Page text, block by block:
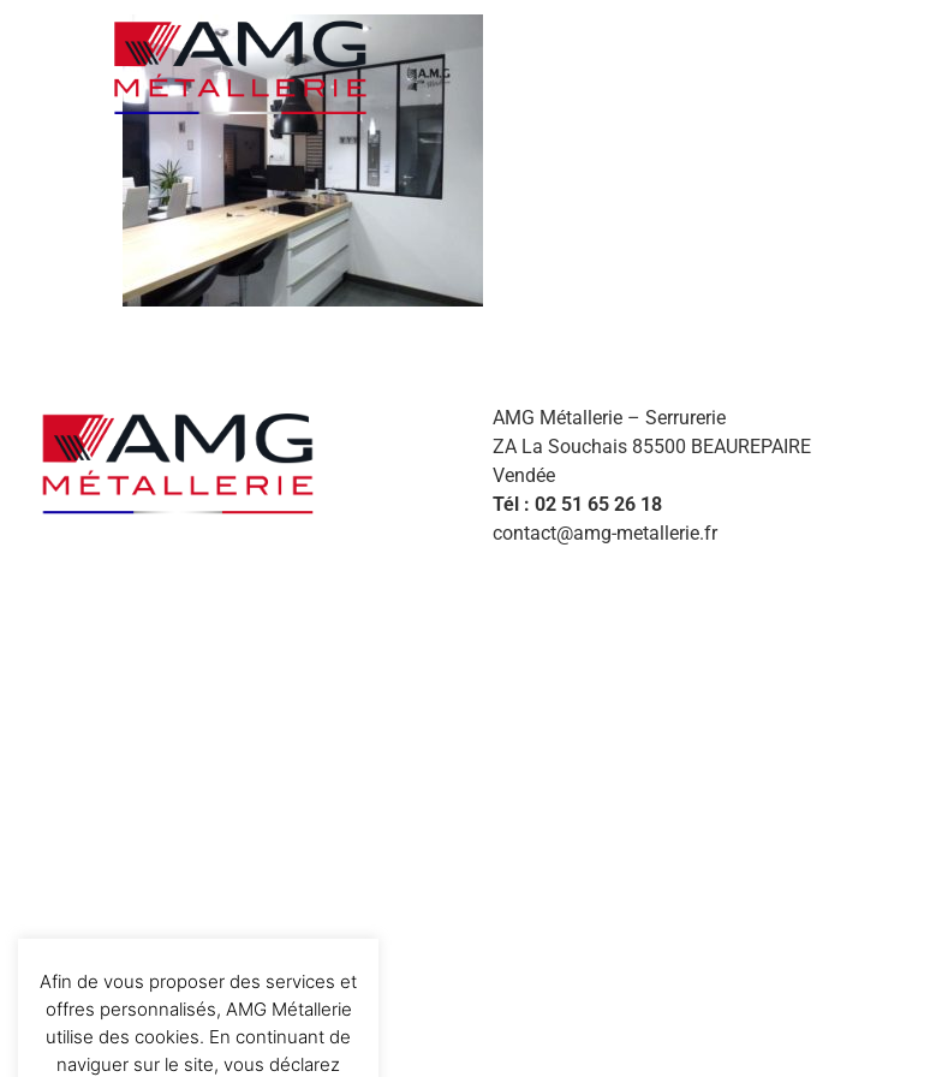
AMG Métallerie – Serrurerie
ZA La Souchais 85500 BEAUREPAIRE
Vendée
Tél : 02 51 65 26 18
contact@amg-metallerie.fr
Afin de vous proposer des services et
offres personnalisés, AMG Métallerie
utilise des cookies. En continuant de
naviguer sur le site, vous déclarez